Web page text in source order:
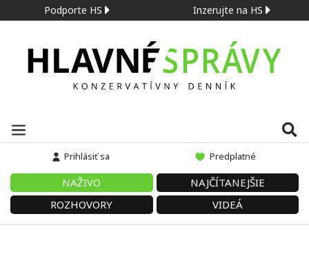
Podporte HS Inzerujte na HS
Prihlásiť sa Predplatné
NAŽIVO
NAJČÍTANEJŠIE
ROZHOVORY
VIDEÁ